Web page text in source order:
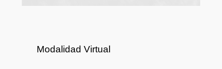
Modalidad Virtual